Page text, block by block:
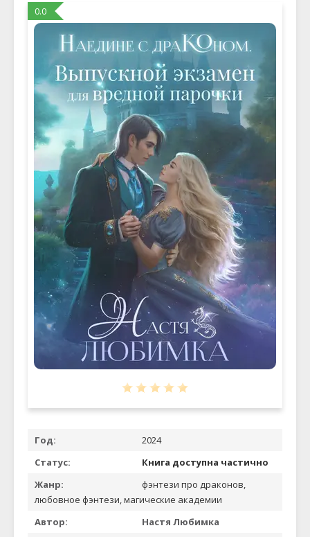
0.0
Год:
2024
Статус:
Книга доступна частично
Жанр:
фэнтези про драконов,
любовное фэнтези, магические академии
Автор:
Настя Любимка